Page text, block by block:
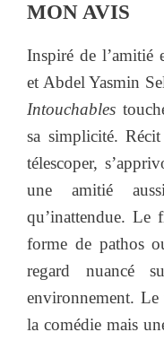
MON AVIS
Inspiré de l’amitié
et Abdel Yasmin
Intouchables
sa simplicité.
télescoper,
une amitié
qu’inattendue. Le
forme de pathos
regard nuancé
environnement.
la comédie mais